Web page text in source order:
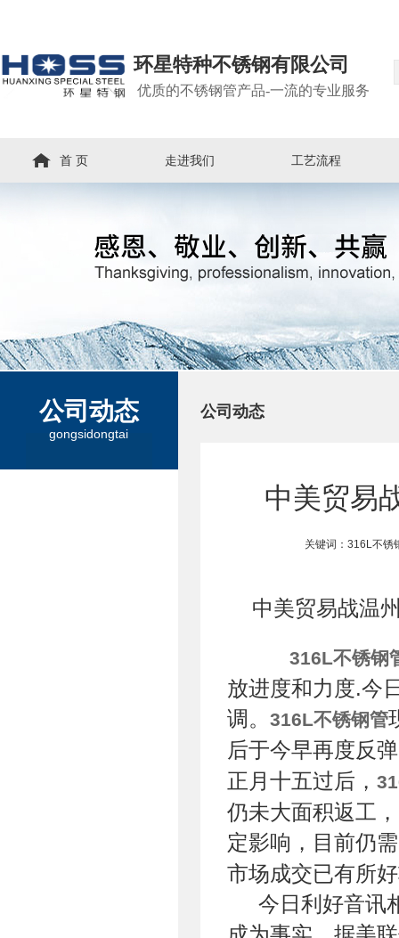
环星特种不锈钢有限公司
优质的不锈钢管产品-一流的专业服务
首 页 走进我们 工艺流程
公司动态
gongsidongtai
公司动态
中美贸易
关键词：316L不锈
中美贸易战温
316L不锈钢
放进度和力度.今
调。 316L不锈钢管
后于今早再度反
正月十五过后，
仍未大面积返工
定影响，目前仍
市场成交已有所
今日利好音讯